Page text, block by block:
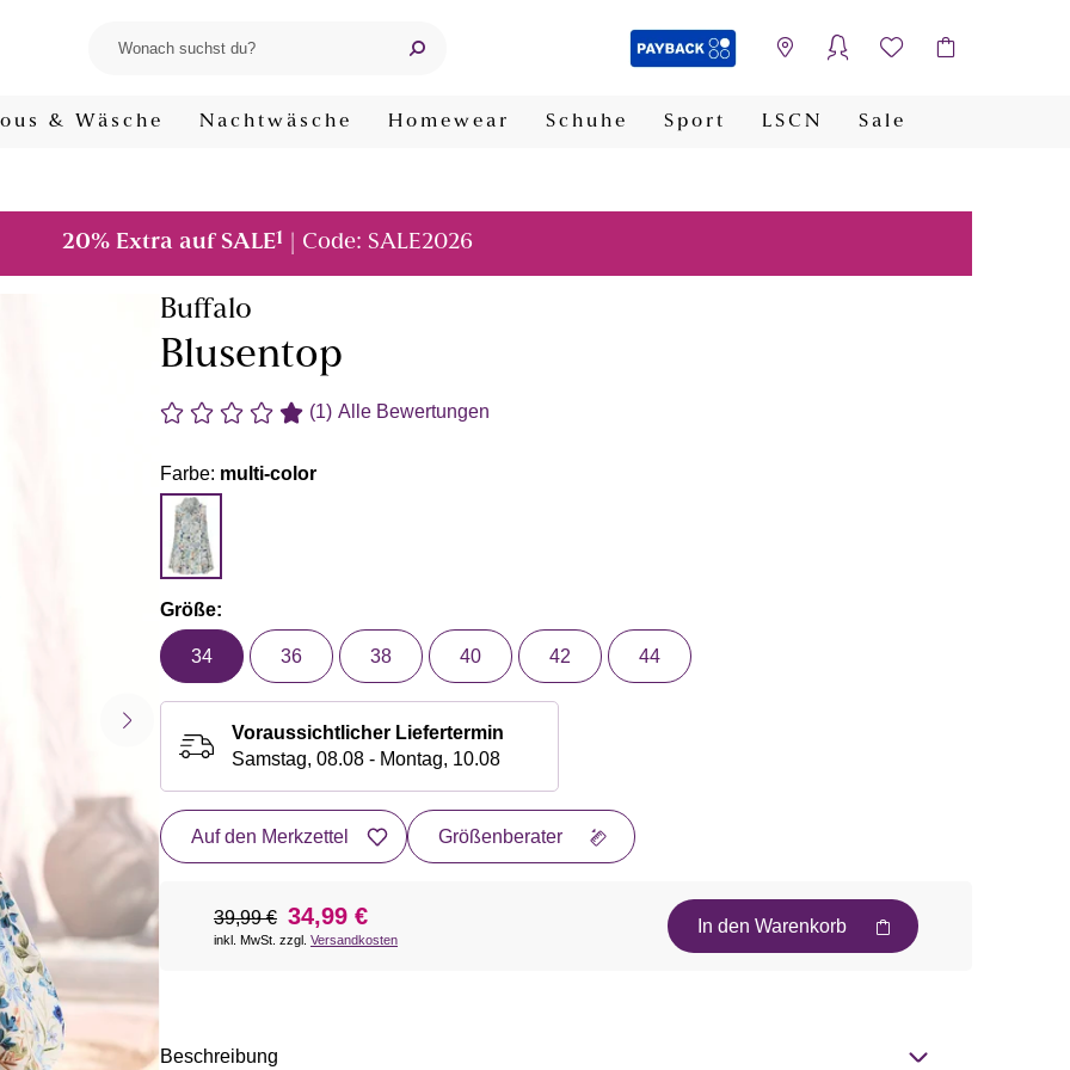
& Wäsche Nachtwäsche Homewear Schuhe Sport LSCN Sale
20% Extra auf SALE1 | Code: SALE2026
Buffalo
Blusentop
(1) Alle Bewertungen
Farbe: multi-color
Größe:
34 36 38 40 42 44
Voraussichtlicher Liefertermin
Samstag, 08.08 - Montag, 10.08
Auf den Merkzettel Größenberater
39,99 € 34,99 €
inkl. MwSt. zzgl. Versandkosten
In den Warenkorb
Beschreibung